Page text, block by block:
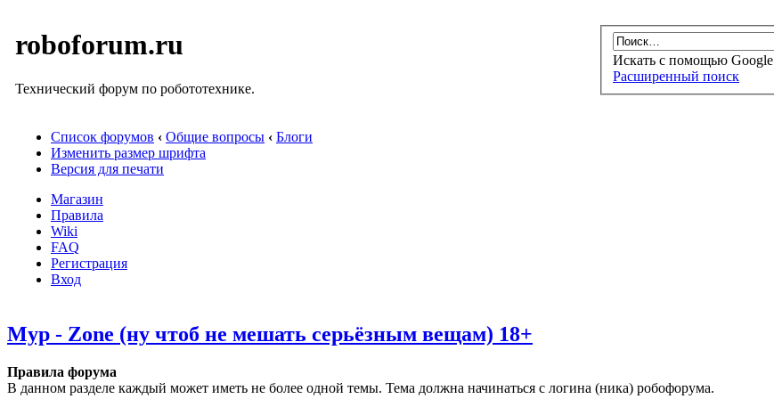
roboforum.ru
Технический форум по робототехнике.
Искать с помощью Google
Расширенный поиск
Список форумов ‹ Общие вопросы ‹ Блоги
Изменить размер шрифта
Версия для печати
Магазин
Правила
Wiki
FAQ
Регистрация
Вход
Myp - Zone (ну чтоб не мешать серьёзным вещам) 18+
Правила форума
В данном разделе каждый может иметь не более одной темы. Тема должна начинаться с логина (ника) робофорума.